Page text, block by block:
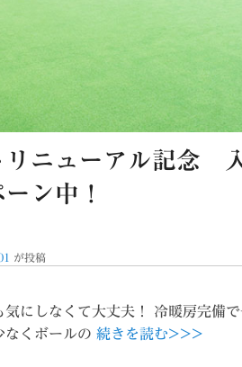
リニューアル記念
ン中！
が投稿
気にしなくて大丈夫！ 冷暖房完備
なくボールの 続きを読む>>>